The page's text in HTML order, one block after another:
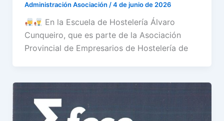
Administración Asociación /4 de junio de 2026
En la Escuela de Hostelería Álvaro
Cunqueiro, que es parte de la Asociación
Provincial de Empresarios de Hostelería de